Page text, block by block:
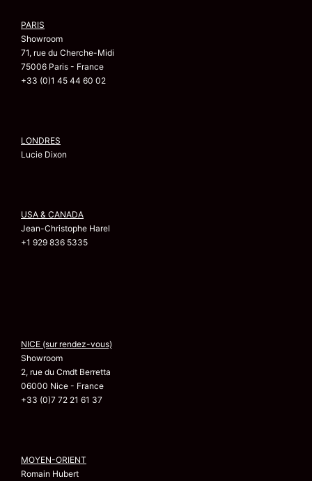
PARIS
Showroom
71, rue du Cherche-Midi
75006 Paris - France
+33 (0)1 45 44 60 02
LONDRES
Lucie Dixon
USA & CANADA
Jean-Christophe Harel
+1 929 836 5335
NICE (sur rendez-vous)
Showroom
2, rue du Cmdt Berretta
06000 Nice - France
+33 (0)7 72 21 61 37
MOYEN-ORIENT
Romain Hubert